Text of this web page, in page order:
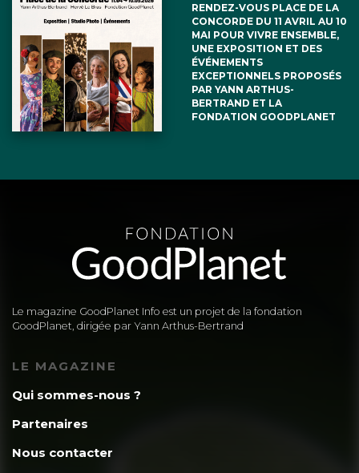
RENDEZ-VOUS PLACE DE LA
CONCORDE DU 11 AVRIL AU 10
MAI POUR VIVRE ENSEMBLE,
UNE EXPOSITION ET DES
ÉVÉNEMENTS
EXCEPTIONNELS PROPOSÉS
PAR YANN ARTHUS-
BERTRAND ET LA
FONDATION GOODPLANET
Le magazine GoodPlanet Info est un projet de la fondation
GoodPlanet, dirigée par Yann Arthus-Bertrand
LE MAGAZINE
Qui sommes-nous ?
Partenaires
Nous contacter